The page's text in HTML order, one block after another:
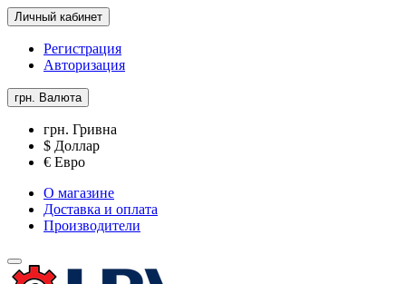
Личный кабинет
Регистрация
Авторизация
грн. Валюта
грн. Гривна
$ Доллар
€ Евро
О магазине
Доставка и оплата
Производители